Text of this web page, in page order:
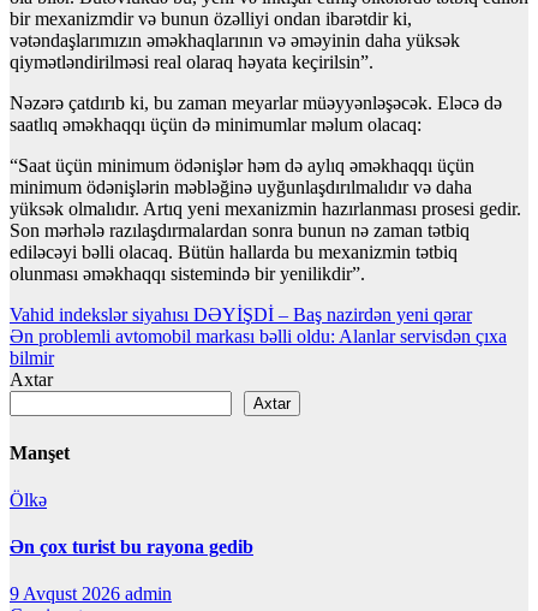
bir mexanizmdir və bunun özəlliyi ondan ibarətdir ki,
vətəndaşlarımızın əməkhaqlarının və əməyinin daha yüksək
qiymətləndirilməsi real olaraq həyata keçirilsin”.
Nəzərə çatdırıb ki, bu zaman meyarlar müəyyənləşəcək. Eləcə də
saatlıq əməkhaqqı üçün də minimumlar məlum olacaq:
“Saat üçün minimum ödənişlər həm də aylıq əməkhaqqı üçün
minimum ödənişlərin məbləğinə uyğunlaşdırılmalıdır və daha
yüksək olmalıdır. Artıq yeni mexanizmin hazırlanması prosesi gedir.
Son mərhələ razılaşdırmalardan sonra bunun nə zaman tətbiq
ediləcəyi bəlli olacaq. Bütün hallarda bu mexanizmin tətbiq
olunması əməkhaqqı sistemində bir yenilikdir”.
Yazı
naviqasiyası
Vahid indekslər siyahısı DƏYİŞDİ – Baş nazirdən yeni qərar
Ən problemli avtomobil markası bəlli oldu: Alanlar servisdən çıxa
bilmir
Axtar
Axtar
Manşet
Ölkə
Ən çox turist bu rayona gedib
9 Avqust 2026 admin